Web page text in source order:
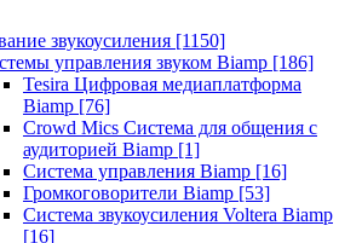
звукоусиления [1150]
управления звуком Biamp [186]
Tesira Цифровая медиаплатформа
Biamp [76]
Crowd Mics Система для общения с
аудиторией Biamp [1]
Система управления Biamp [16]
Громкоговорители Biamp [53]
Система звукоусиления Voltera Biamp
[16]